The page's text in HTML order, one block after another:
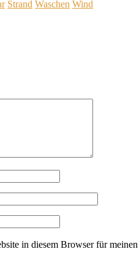
Strand Waschen Wind
in diesem Browser für meinen